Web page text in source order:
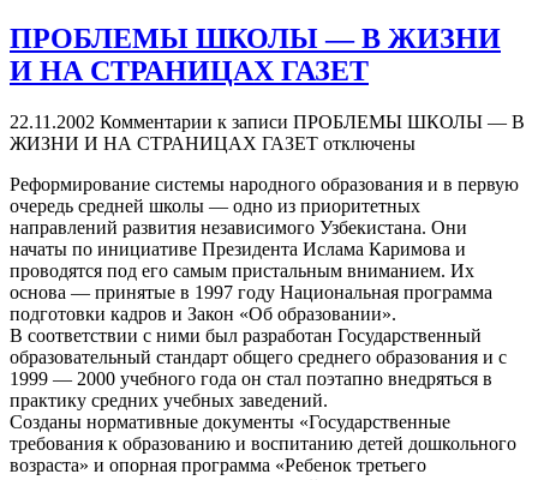
ПРОБЛЕМЫ ШКОЛЫ — В ЖИЗНИ
И НА СТРАНИЦАХ ГАЗЕТ
22.11.2002 Комментарии к записи ПРОБЛЕМЫ ШКОЛЫ — В
ЖИЗНИ И НА СТРАНИЦАХ ГАЗЕТ отключены
Реформирование системы народного образования и в первую
очередь средней школы — одно из приоритетных
направлений развития независимого Узбекистана. Они
начаты по инициативе Президента Ислама Каримова и
проводятся под его самым пристальным вниманием. Их
основа — принятые в 1997 году Национальная программа
подготовки кадров и Закон «Об образовании».
В соответствии с ними был разработан Государственный
образовательный стандарт общего среднего образования и с
1999 — 2000 учебного года он стал поэтапно внедряться в
практику средних учебных заведений.
Созданы нормативные документы «Государственные
требования к образованию и воспитанию детей дошкольного
возраста» и опорная программа «Ребенок третьего